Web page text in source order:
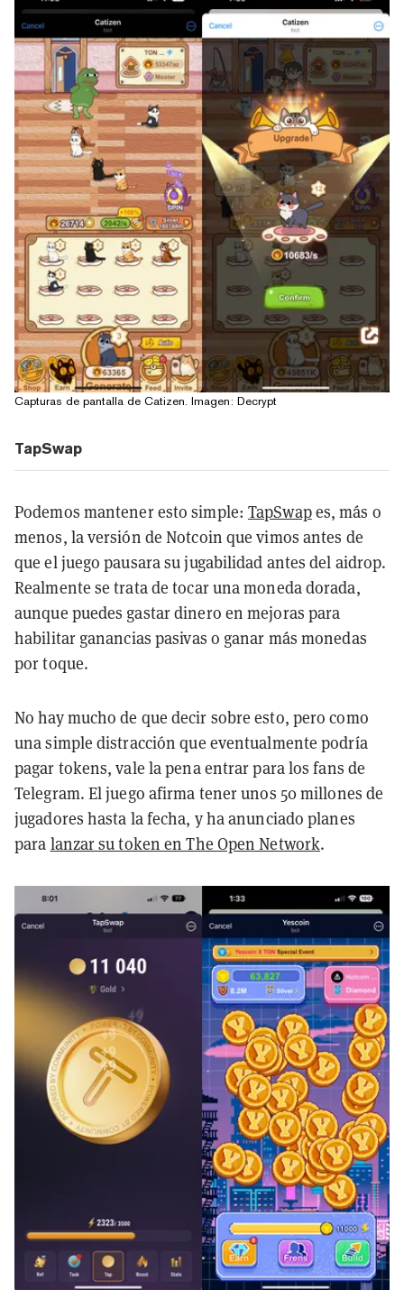
Capturas de pantalla de Catizen. Imagen: Decrypt
TapSwap
Podemos mantener esto simple:TapSwapes, más o
menos, la versión de Notcoin que vimos antes de
que el juego pausara su jugabilidad antes del aidrop.
Realmente se trata de tocar una moneda dorada,
aunque puedes gastar dinero en mejoras para
habilitar ganancias pasivas o ganar más monedas
por toque.
No hay mucho de que decir sobreesto, pero como
una simple distracción que eventualmente podría
pagar tokens, vale la pena entrar para los fans de
Telegram. El juego afirma tener unos 50 millones de
jugadores hasta la fecha, y ha anunciado planes
para lanzar su token en The Open Network.